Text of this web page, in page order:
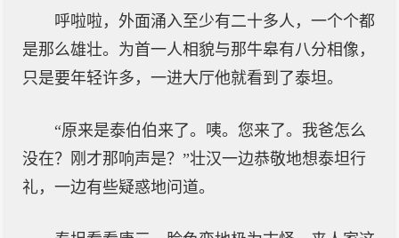
呼啦啦，外面涌入至少有二十多人，一个个都
是那么雄壮。为首一人相貌与那牛皋有八分相像，
只是要年轻许多，一进大厅他就看到了泰坦。
“原来是泰伯伯来了。咦。您来了。我爸怎么
没在？刚才那响声是？”壮汉一边恭敬地想泰坦行
礼，一边有些疑惑地问道。